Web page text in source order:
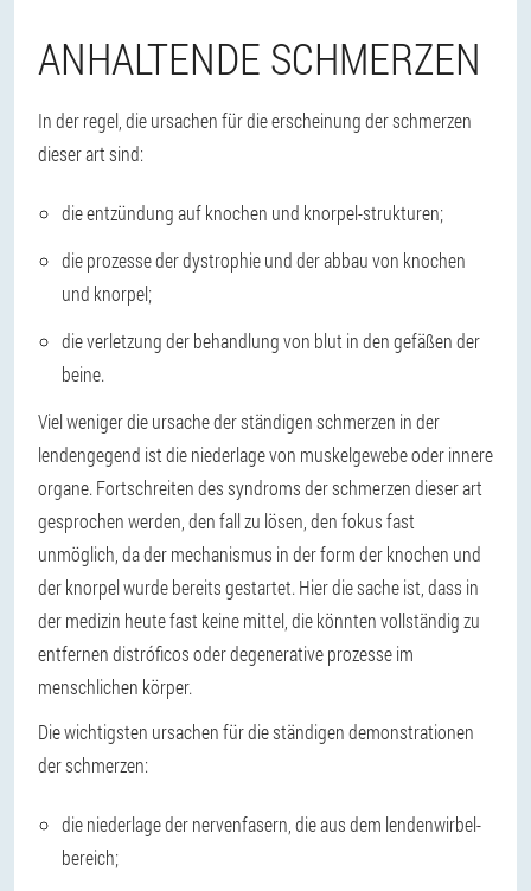
ANHALTENDE SCHMERZEN
In der regel, die ursachen für die erscheinung der schmerzen
dieser art sind:
die entzündung auf knochen und knorpel-strukturen;
die prozesse der dystrophie und der abbau von knochen
und knorpel;
die verletzung der behandlung von blut in den gefäßen der
beine.
Viel weniger die ursache der ständigen schmerzen in der
lendengegend ist die niederlage von muskelgewebe oder innere
organe. Fortschreiten des syndroms der schmerzen dieser art
gesprochen werden, den fall zu lösen, den fokus fast
unmöglich, da der mechanismus in der form der knochen und
der knorpel wurde bereits gestartet. Hier die sache ist, dass in
der medizin heute fast keine mittel, die könnten vollständig zu
entfernen distróficos oder degenerative prozesse im
menschlichen körper.
Die wichtigsten ursachen für die ständigen demonstrationen
der schmerzen:
die niederlage der nervenfasern, die aus dem lendenwirbel-
bereich;